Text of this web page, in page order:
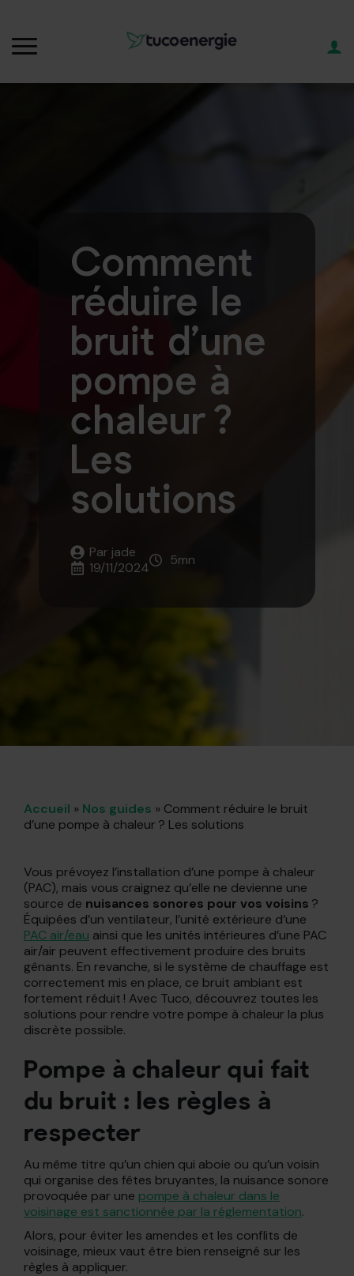
Comment
réduire le
bruit d’une
pompe à
chaleur ?
Les
solutions
Par jade
19/11/2024
5mn
Accueil » Nos guides » Comment réduire le bruit
d’une pompe à chaleur ? Les solutions
Vous prévoyez l’installation d’une pompe à chaleur
(PAC), mais vous craignez qu’elle ne devienne une
source de nuisances sonores pour vos voisins ?
Équipées d’un ventilateur, l’unité extérieure d’une
PAC air/eau ainsi que les unités intérieures d’une PAC
air/air peuvent effectivement produire des bruits
gênants. En revanche, si le système de chauffage est
correctement mis en place, ce bruit ambiant est
fortement réduit ! Avec Tuco, découvrez toutes les
solutions pour rendre votre pompe à chaleur la plus
discrète possible.
Pompe à chaleur qui fait
du bruit : les règles à
respecter
Au même titre qu’un chien qui aboie ou qu’un voisin
qui organise des fêtes bruyantes, la nuisance sonore
provoquée par une pompe à chaleur dans le
voisinage est sanctionnée par la réglementation.
Alors, pour éviter les amendes et les conflits de
voisinage, mieux vaut être bien renseigné sur les
règles à appliquer.